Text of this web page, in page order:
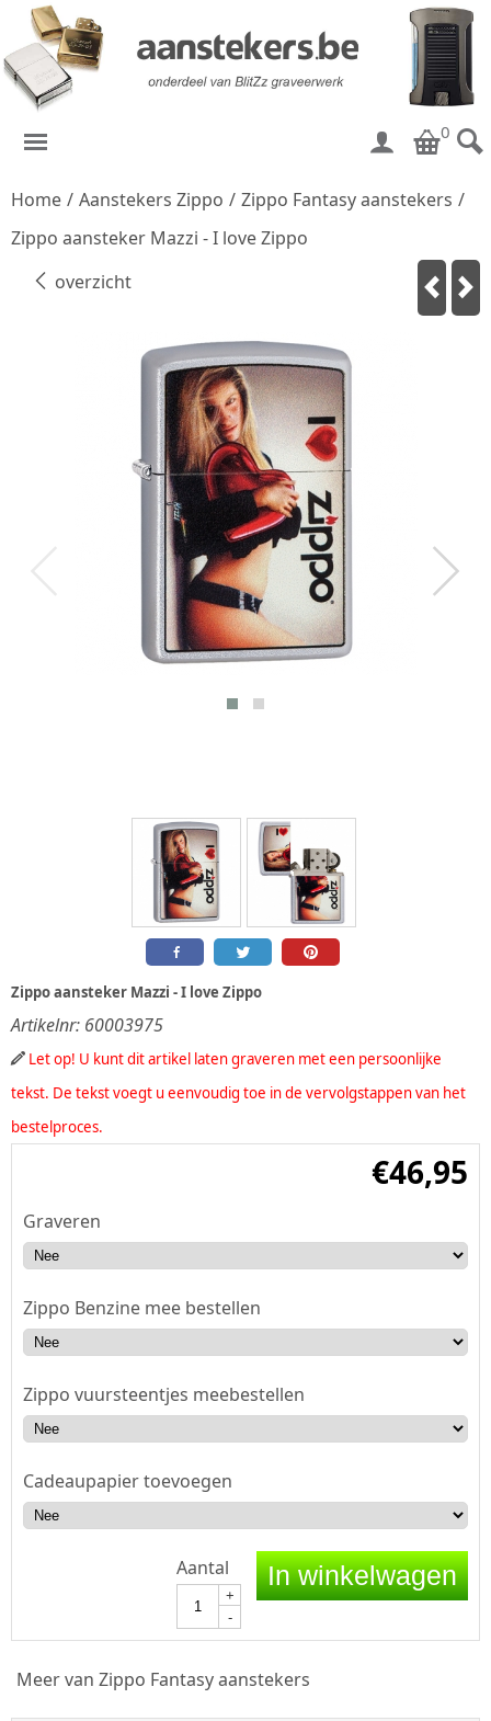
0
Home / Aanstekers Zippo / Zippo Fantasy aanstekers /
Zippo aansteker Mazzi - I love Zippo
overzicht
Zippo aansteker Mazzi - I love Zippo
Artikelnr: 60003975
Let op! U kunt dit artikel laten graveren met een persoonlijke
tekst. De tekst voegt u eenvoudig toe in de vervolgstappen van het
bestelproces.
€46,95
Graveren
Zippo Benzine mee bestellen
Zippo vuursteentjes meebestellen
Cadeaupapier toevoegen
Aantal
+
-
In winkelwagen
Meer van Zippo Fantasy aanstekers